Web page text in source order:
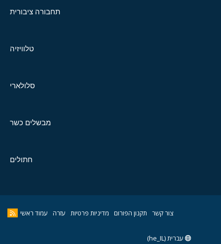
תחבורה ציבורית
טלוויזיה
סלולארי
מבשלים כשר
חתולים
צור קשר תקנון הפורום מדיניות פרטיות עזרה עמוד ראשי
עברית (he_IL)